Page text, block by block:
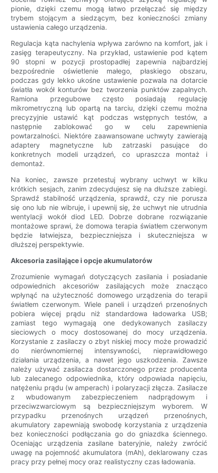
pionie, dzięki czemu mogą łatwo przełączać się między
trybem stojącym a siedzącym, bez konieczności zmiany
ustawienia całego urządzenia.
Regulacja kąta nachylenia wpływa zarówno na komfort, jak i
zasięg terapeutyczny. Na przykład, ustawienie pod kątem
90 stopni w pozycji prostopadłej zapewnia najbardziej
bezpośrednie oświetlenie małego, płaskiego obszaru,
podczas gdy lekko ukośne ustawienie pozwala na dotarcie
światła wokół konturów bez tworzenia punktów zapalnych.
Ramiona przegubowe często posiadają regulację
mikrometryczną lub opartą na tarciu, dzięki czemu można
precyzyjnie ustawić kąt podczas wstępnych testów, a
następnie zablokować go w celu zapewnienia
powtarzalności. Niektóre zaawansowane uchwyty zawierają
adaptery magnetyczne lub zatrzaski pasujące do
konkretnych modeli urządzeń, co upraszcza montaż i
demontaż.
Na koniec, zawsze przetestuj wybrany uchwyt w kilku
krótkich sesjach, zanim zdecydujesz się na dłuższe zabiegi.
Sprawdź stabilność urządzenia, sprawdź, czy nie porusza
się ono lub nie wibruje, i upewnij się, że uchwyt nie utrudnia
wentylacji wokół diod LED. Dobrze dobrane rozwiązanie
montażowe sprawi, że domowa terapia światłem czerwonym
będzie łatwiejsza, bezpieczniejsza i skuteczniejsza w
dłuższej perspektywie.
Akcesoria zasilające i opcje akumulatorów
Zrozumienie wymagań dotyczących zasilania i posiadanie
odpowiednich akcesoriów zasilających może znacząco
wpłynąć na użyteczność domowego urządzenia do terapii
światłem czerwonym. Wiele paneli i urządzeń przenośnych
pobiera więcej prądu niż standardowa ładowarka USB;
zamiast tego wymagają one dedykowanych zasilaczy
sieciowych o mocy dostosowanej do mocy urządzenia.
Korzystanie z zasilaczy o zbyt niskiej mocy może prowadzić
do nierównomiernej intensywności, nieprawidłowego
działania urządzenia, a nawet jego uszkodzenia. Zawsze
należy używać zasilacza dostarczonego przez producenta
lub zalecanego odpowiednika, który odpowiada napięciu,
natężeniu prądu (w amperach) i polaryzacji złącza. Zasilacze
z wbudowanym zabezpieczeniem nadprądowym i
przeciwzwarciowym są bezpieczniejszym wyborem. W
przypadku przenośnych urządzeń przenośnych,
akumulatory zapewniają swobodę korzystania z urządzenia
bez konieczności podłączania go do gniazdka ściennego.
Oceniając urządzenia zasilane bateryjnie, należy zwrócić
uwagę na pojemność akumulatora (mAh), deklarowany czas
pracy przy pełnej mocy oraz realistyczny czas ładowania.